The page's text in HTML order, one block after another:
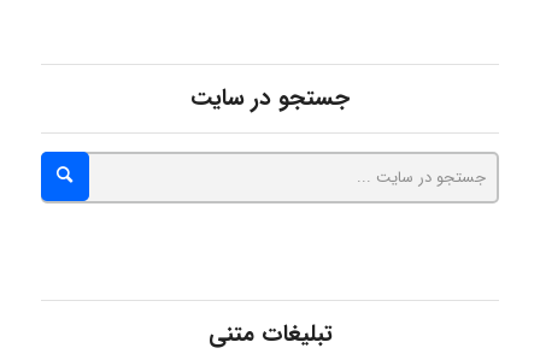
abolfazlkoshehe
A.balandeh
جستجو در سایت
تبلیغات متنی